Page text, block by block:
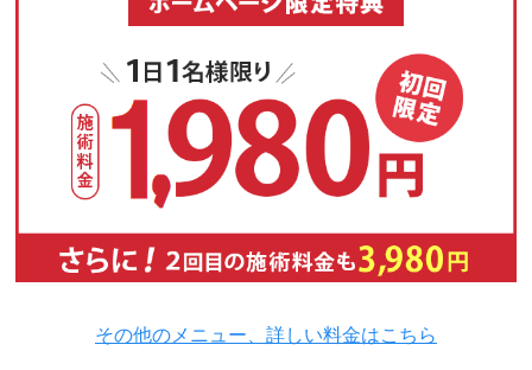
その他のメニュー、詳しい料金はこちら